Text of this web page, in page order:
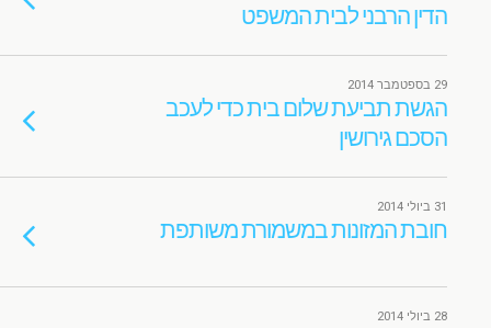
הדין הרבני לבית המשפט
29 בספטמבר 2014
הגשת תביעת שלום בית כדי לעכב
הסכם גירושין
31 ביולי 2014
חובת המזונות במשמורת משותפת
28 ביולי 2014